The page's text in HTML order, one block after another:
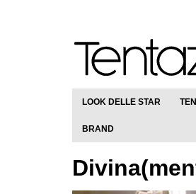
LOOK DELLE STAR
BRAND